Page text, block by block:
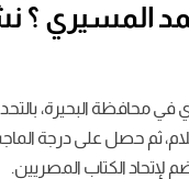
المسيري ؟
ثم حصل على درجة
لإتحاد الكتاب المصريين.